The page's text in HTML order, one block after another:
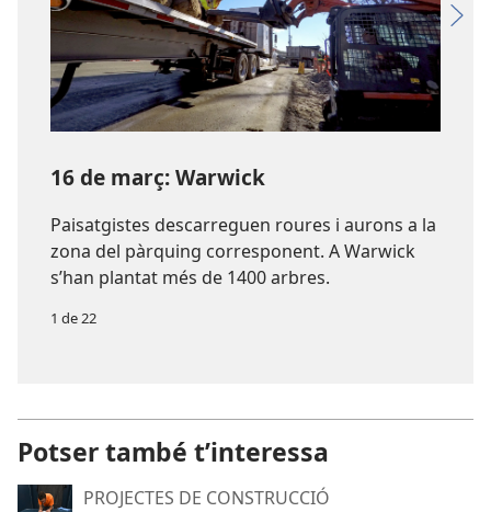
16 de març: Warwick
Paisatgistes descarreguen roures i aurons a la
zona del pàrquing corresponent. A Warwick
s’han plantat més de 1400 arbres.
1 de 22
Potser també t’interessa
PROJECTES DE CONSTRUCCIÓ